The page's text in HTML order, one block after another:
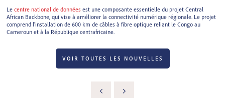
Le centre national de données est une composante essentielle du projet Central
African Backbone, qui vise à améliorer la connectivité numérique régionale. Le projet
comprend l'installation de 600 km de câbles à fibre optique reliant le Congo au
Cameroun et à la République centrafricaine.
VOIR TOUTES LES NOUVELLES